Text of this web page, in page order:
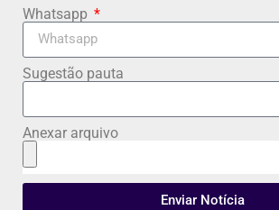
Whatsapp
Sugestão pauta
Anexar arquivo
Enviar Notícia